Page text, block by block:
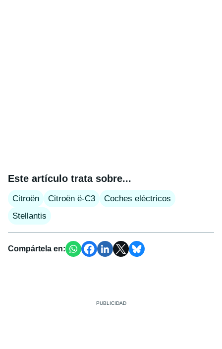
Este artículo trata sobre...
Citroën Citroën ë-C3
Coches eléctricos
Stellantis
Compártela en: